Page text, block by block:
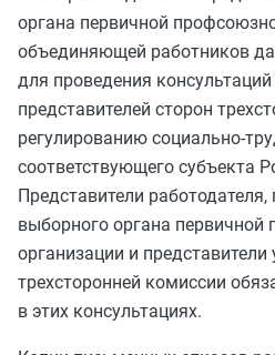
органа первичной
объединяющей работников
для проведения
представителей сторон
регулированию социально-
соответствующего субъекта
Представители работодателя,
выборного органа первичной
организации и представители
трехсторонней комиссии
в этих консультациях.